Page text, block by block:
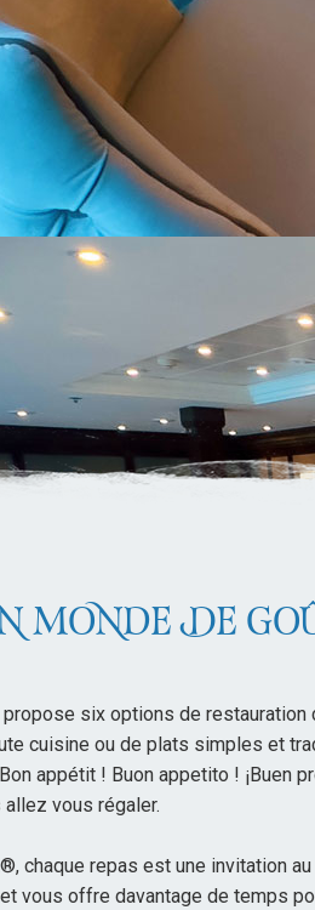
MONDE DE
propose six options de
cuisine ou de plats simples et
appétit ! Buon appetito ! ¡Buen
vous régaler.
chaque repas est une invitation
vous offre davantage de temps